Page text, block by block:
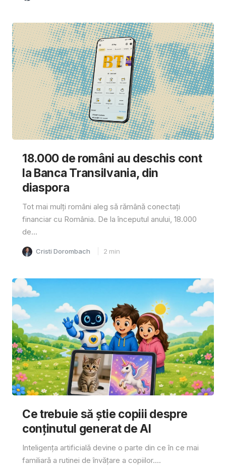
18.000 de români au deschis cont
la Banca Transilvania, din
diaspora
Tot mai mulți români aleg să rămână conectați
financiar cu România. De la începutul anului, 18.000
de...
Cristi Dorombach 2 min
Ce trebuie să știe copiii despre
conținutul generat de AI
Inteligența artificială devine o parte din ce în ce mai
familiară a rutinei de învățare a copiilor....